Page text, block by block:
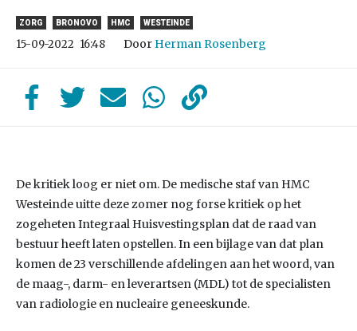
ZORG BRONOVO HMC WESTEINDE
15-09-2022 16:48 Door Herman Rosenberg
De kritiek loog er niet om. De medische staf van HMC
Westeinde uitte deze zomer nog forse kritiek op het
zogeheten Integraal Huisvestingsplan dat de raad van
bestuur heeft laten opstellen. In een bijlage van dat plan
komen de 23 verschillende afdelingen aan het woord, van
de maag-, darm- en leverartsen (MDL) tot de specialisten
van radiologie en nucleaire geneeskunde.